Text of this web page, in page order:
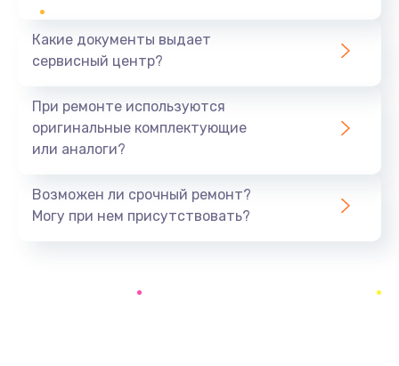
Ремонт южного моста
Замена батарейки BIOS
Заказать
Какие документы выдает
сервисный центр?
При ремонте используются
оригинальные комплектующие
или аналоги?
Возможен ли срочный ремонт?
Могу при нем присутствовать?